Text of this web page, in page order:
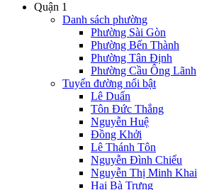
Quận 1
Danh sách phường
Phường Sài Gòn
Phường Bến Thành
Phường Tân Định
Phường Cầu Ông Lãnh
Tuyến đường nổi bật
Lê Duẩn
Tôn Đức Thắng
Nguyễn Huệ
Đồng Khởi
Lê Thánh Tôn
Nguyễn Đình Chiểu
Nguyễn Thị Minh Khai
Hai Bà Trưng